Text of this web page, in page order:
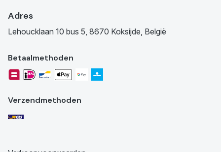
Adres
Lehoucklaan 10 bus 5, 8670 Koksijde, België
Betaalmethoden
Verzendmethoden